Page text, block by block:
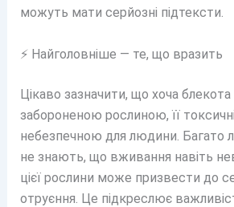
можуть мати серйозні підтексти.
⚡ Найголовніше — те, що вразить
Цікаво зазначити, що хоча блекота
забороненою рослиною, її
небезпечною для людини. Багато
не знають, що вживання навіть
цієї рослини може призвести до
отруєння. Це підкреслює